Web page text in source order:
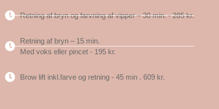
Retning af bryn og farvning af vipper – 30 min. - 285 kr.
Retning af bryn – 15 min.
Med voks eller pincet - 195 kr.
Brow lift inkl.farve og retning - 45 min . 609 kr.